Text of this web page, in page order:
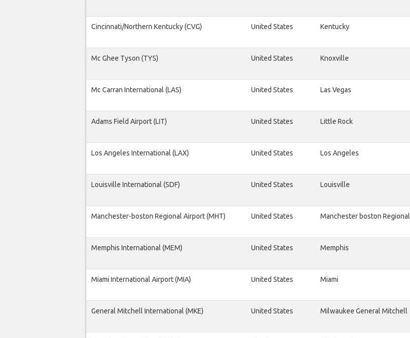
Cincinnati/Northern Kentucky (CVG) United States Kentucky
Mc Ghee Tyson (TYS) United States Knoxville
Mc Carran International (LAS) United States Las Vegas
Adams Field Airport (LIT) United States Little Rock
Los Angeles International (LAX) United States Los Angeles
Louisville International (SDF) United States Louisville
Manchester-boston Regional Airport (MHT) United States Manchester boston Regional
Memphis International (MEM) United States Memphis
Miami International Airport (MIA) United States Miami
General Mitchell International (MKE) United States Milwaukee General Mitchell